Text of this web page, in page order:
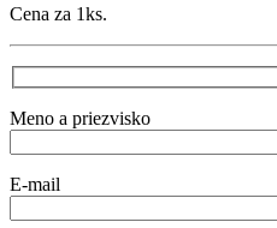
Cena za 1ks.
Meno a priezvisko
E-mail